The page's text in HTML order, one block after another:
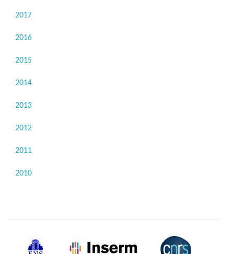
2017
2016
2015
2014
2013
2012
2011
2010